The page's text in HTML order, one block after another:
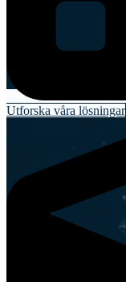
Utforska våra lösningar